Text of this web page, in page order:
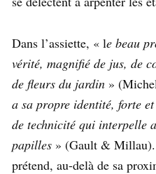
Dans l’assiette, « le beau
vérité, magnifié de jus, de
de fleurs du jardin »
a sa propre identité, forte
de technicité qui interpelle
papilles » (Gault &
prétend, au-delà de sa